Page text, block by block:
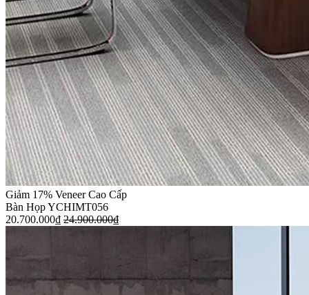
Giảm 17% Veneer Cao Cấp
Bàn Họp YCHIMT056
20.700.000₫ 24.900.000₫